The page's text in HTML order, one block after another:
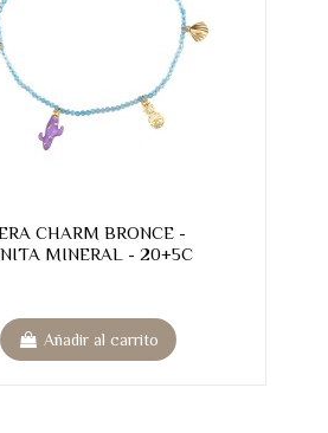
CHARM BRONCE -
MINERAL - 20+5C
Añadir al carrito